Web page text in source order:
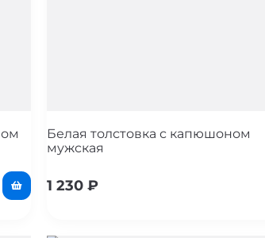
Белая толстовка с капюшоном
мужская
1 230₽